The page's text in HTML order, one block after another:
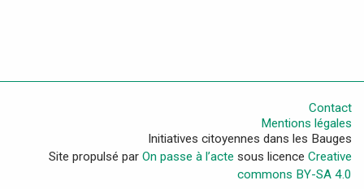
Contact
Mentions légales
Initiatives citoyennes dans les Bauges
Site propulsé par On passe à l’acte sous licence Creative
commons BY-SA 4.0